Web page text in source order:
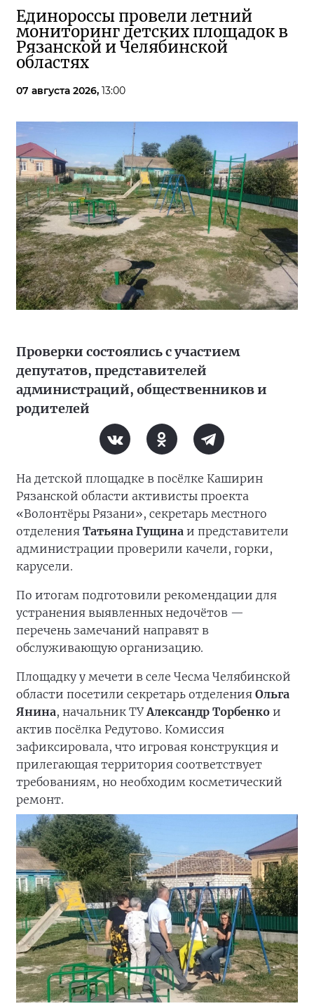
Единороссы провели летний
мониторинг детских площадок в
Рязанской и Челябинской
областях
07 августа 2026, 13:00
Проверки состоялись с участием
депутатов, представителей
администраций, общественников и
родителей
На детской площадке в посёлке Каширин
Рязанской области активисты проекта
«Волонтёры Рязани», секретарь местного
отделения Татьяна Гущина и представители
администрации проверили качели, горки,
карусели.
По итогам подготовили рекомендации для
устранения выявленных недочётов —
перечень замечаний направят в
обслуживающую организацию.
Площадку у мечети в селе Чесма Челябинской
области посетили секретарь отделения Ольга
Янина, начальник ТУАлександр Торбенко и
актив посёлка Редутово. Комиссия
зафиксировала, что игровая конструкция и
прилегающая территория соответствует
требованиям, но необходим косметический
ремонт.